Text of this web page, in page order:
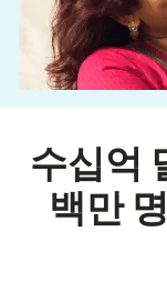
수십억
백만